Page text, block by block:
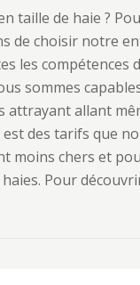
taille de haie ?
de choisir notre
les compétences
sommes
allant
des tarifs que
moins chers et
Pour